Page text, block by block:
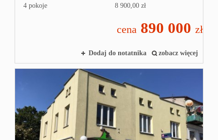
4 pokoje
8 900,00 zł
cena 890 000 zł
Dodaj do notatnika zobacz więcej